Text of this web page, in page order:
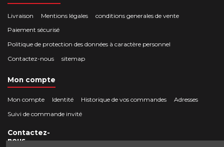
Livraison Mentions légales
conditions generales de vente
Paiement sécurisé
Politique de protection des données à caractère personnel
Contactez-nous
sitemap
Mon compte
Mon compte Identité Historique de vos commandes
Adresses
Suivi de commande invité
Contactez-
nous